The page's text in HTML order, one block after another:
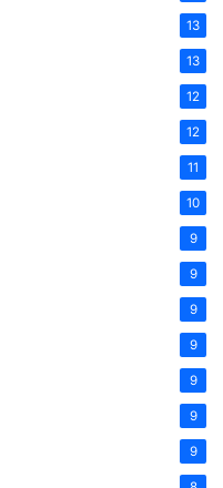
13
13
12
12
11
10
9
9
9
9
9
9
9